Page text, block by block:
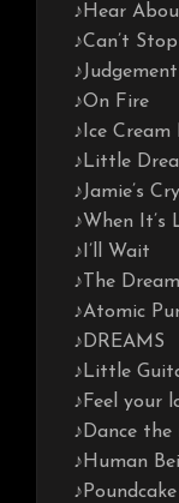
♪Hear
♪Can’t
♪On Fire
♪Ice Cream
♪Little
♪Jamie’s
♪When It’s
♪I’ll Wait
♪The
♪Atomic
♪DREAMS
♪Little
♪Feel your
♪Dance
♪Human
♪Poundcake